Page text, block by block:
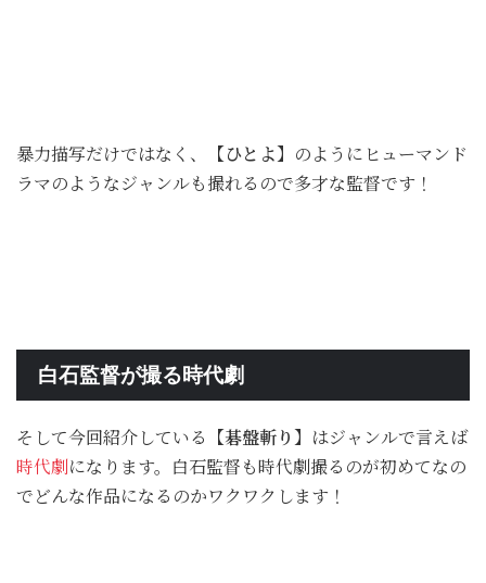
暴力描写だけではなく、 【ひとよ】 のようにヒューマンド
ラマのようなジャンルも撮れるので多才な監督です！
白石監督が撮る時代劇
そして今回紹介している 【碁盤斬り】 はジャンルで言えば
時代劇になります。白石監督も時代劇撮るのが初めてなの
でどんな作品になるのかワクワクします！